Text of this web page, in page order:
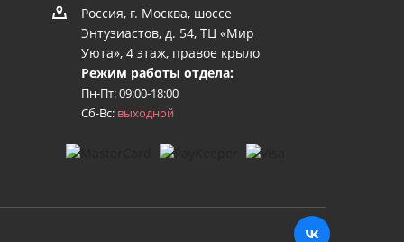
Россия, г. Москва, шоссе
Энтузиастов, д. 54, ТЦ «Мир
Уюта», 4 этаж, правое крыло
Режим работы отдела:
Пн-Пт: 09:00-18:00
Сб-Вс: выходной